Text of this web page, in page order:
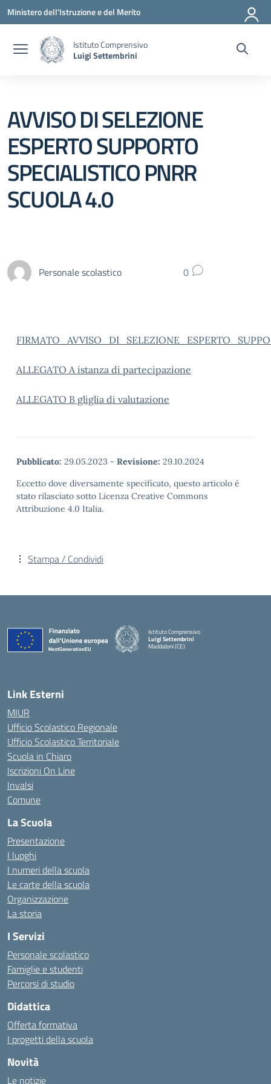
Vai ai contenuti
Vai al menu di navigazione
Vai al footer
Ministero dell'Istruzione e del Merito
Istituto Comprensivo
Luigi Settembrini
AVVISO DI SELEZIONE
ESPERTO SUPPORTO
SPECIALISTICO PNRR
SCUOLA 4.0
Personale scolastico 0
ALLEGATO A istanza di partecipazione
ALLEGATO B gliglia di valutazione
Pubblicato: 29.05.2023 - Revisione: 29.10.2024
Eccetto dove diversamente specificato, questo articolo è
stato rilasciato sotto Licenza Creative Commons
Attribuzione 4.0 Italia.
Stampa / Condividi
Istituto Comprensivo
Luigi Settembrini
Maddaloni (CE)
Link Esterni
MIUR
Ufficio Scolastico Regionale
Ufficio Scolastico Territoriale
Scuola in Chiaro
Iscrizioni On Line
Invalsi
Comune
La Scuola
Presentazione
I luoghi
I numeri della scuola
Le carte della scuola
Organizzazione
La storia
I Servizi
Personale scolastico
Famiglie e studenti
Percorsi di studio
Didattica
Offerta formativa
I progetti della scuola
Novità
Le notizie